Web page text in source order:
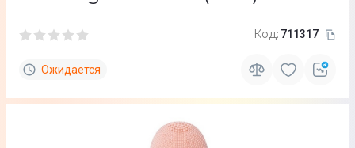
Код: 711317
Ожидается